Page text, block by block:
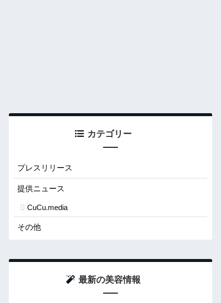
カテゴリー
プレスリリース
提供ニュース
CuCu.media
その他
最新の美容情報